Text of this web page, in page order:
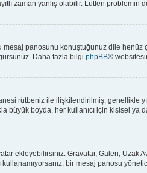
zaman yanlış olabilir. Lütfen problemin
panosunu konuştuğunuz dile
Daha fazla bilgi phpBB®
rütbeniz ile ilişkilendirilmiş; genellikle
boyda, her kullanıcı için kişisel ya
ekleyebilirsiniz: Gravatar, Galeri, Uzak
bir mesaj panosu